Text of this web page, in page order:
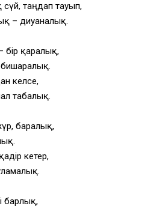
таңдап тауып,
– диуаналық.
бір қаралық,
бишаралық.
келсе,
табалық.
баралық,
кетер,
барлық,